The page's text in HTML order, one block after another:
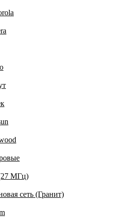
МГц)
сеть (Гранит)